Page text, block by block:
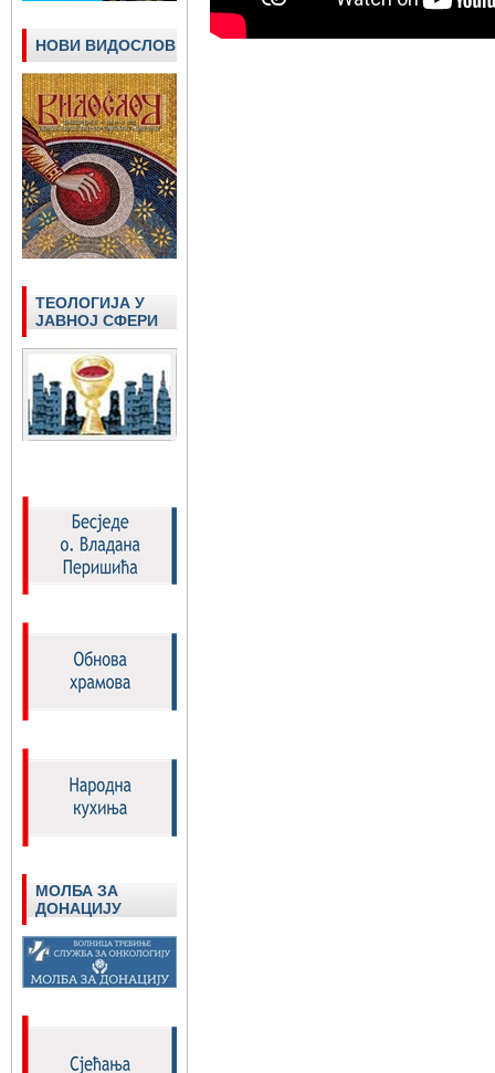
НОВИ ВИДОСЛОВ
ТЕОЛОГИЈА У
ЈАВНОЈ СФЕРИ
МОЛБА ЗА
ДОНАЦИЈУ